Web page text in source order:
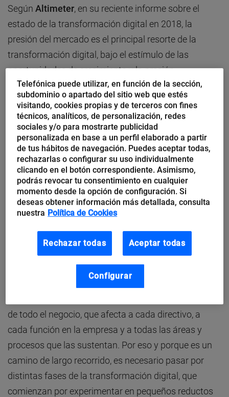
Según Altimeter, en su reciente informe sobre el
estado de la transformación digital en 2018, la
presión del mercado es el principal resorte de la
transformación digital, bajo el estímulo de las
oportunidades de crecimiento y la presión
competitiva, además denuevas regulaciones como
el RGPD. Hay una conciencia creciente sobre la
importancia del factor humano en la digitalización –
como la experiencia del empleado y la cultura
organizacional- y se invierte en mejorar los puntos de
contacto con el cliente. Sin embargo, todavía hay
muchas empresas que se lanzan a la transformación
digital sin hacer una investigación profunda del
cliente.
El propósito de la transformación digital no es ser
más digital, sino
entregar más valor a clientes,
empleados y resto de grupos de interés
competitivos y generar crecimiento. Más allá del
de todo el negocio, que afecta a cada directivo, a
cada función en la empresa y a todas las áreas y
procesos que las sustentan. Por eso y porque es un
camino de largo recorrido, es necesario pasar por
distintas fases de la transformación digital, que
comienzan por experimentar en pequeños reductos
Telefónica puede utilizar, en función de la sección,
subdominio o apartado del sitio web que estés
visitando, cookies propias y de terceros con fines
técnicos, analíticos, de personalización, redes
sociales y/o para mostrarte publicidad
personalizada en base a un perfil elaborado a partir
de tus hábitos de navegación. Puedes aceptar todas,
rechazarlas o configurar su uso individualmente
clicando en el botón correspondiente. Asimismo,
podrás revocar tu consentimiento en cualquier
momento desde la opción de configuración. Si
deseas obtener información más detallada, consulta
nuestra Política de Cookies
Rechazar todas Aceptar todas
Configurar